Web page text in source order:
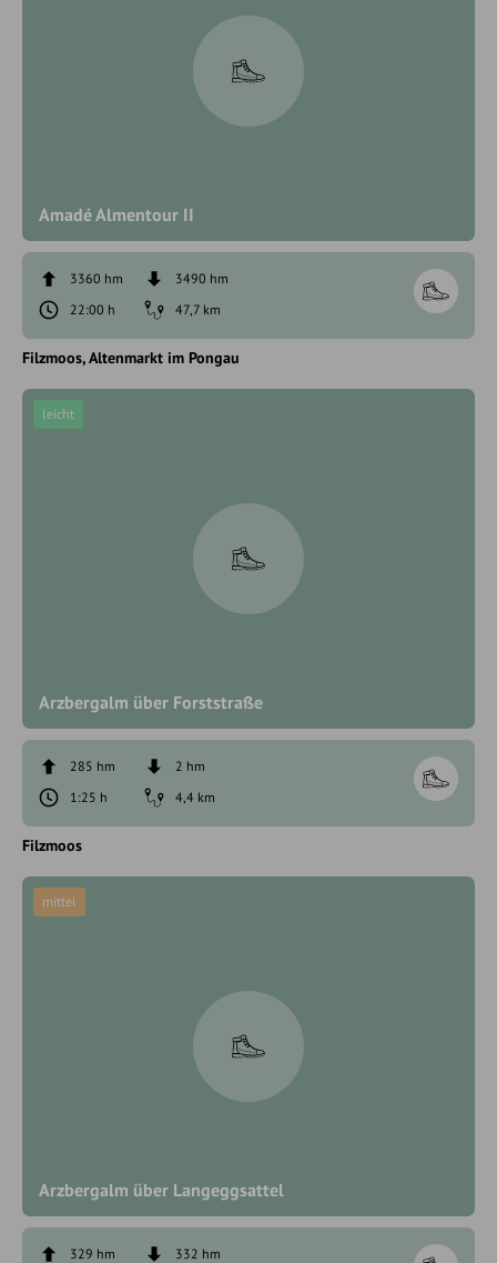
Amadé Almentour II
3360 hm
3490 hm
22:00 h
47,7 km
Filzmoos Altenmarkt im Pongau
Arzbergalm über Forststraße
leicht
285 hm
2 hm
1:25 h
4,4 km
Filzmoos
Arzbergalm über Langeggsattel
mittel
329 hm
332 hm